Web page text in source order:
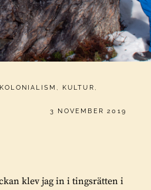
KOLONIALISM , KULTUR ,
PUBLICERAT
3 NOVEMBER 2019
klev jag in i tingsrätten i